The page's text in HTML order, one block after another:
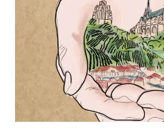
RESTAURATEUR,
CUISINIER,
ŒNOLOGUE,
SOMMELIER
INTERNATIONAUX,
VOUCHER
DOMAINE
VITICOLE,
ADHÉRENT,